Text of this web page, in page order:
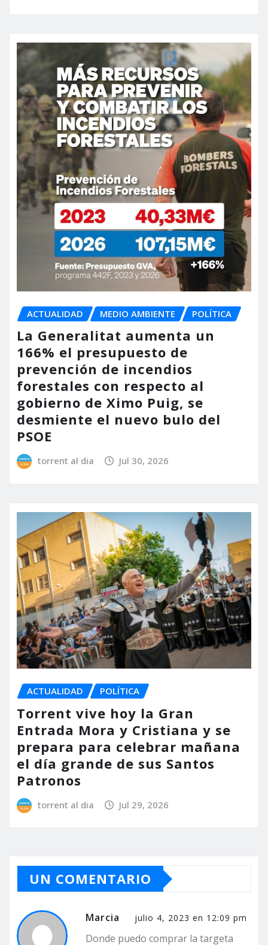
ACTUALIDAD MEDIO AMBIENTE POLÍTICA
La Generalitat aumenta un
166% el presupuesto de
prevención de incendios
forestales con respecto al
gobierno de Ximo Puig, se
desmiente el nuevo bulo del
PSOE
torrent al dia Jul 30, 2026
ACTUALIDAD POLÍTICA
Torrent vive hoy la Gran
Entrada Mora y Cristiana y se
prepara para celebrar mañana
el día grande de sus Santos
Patronos
torrent al dia Jul 29, 2026
UN COMENTARIO
Marcia julio 4, 2023 en 12:09 pm
Donde puedo comprar la targeta